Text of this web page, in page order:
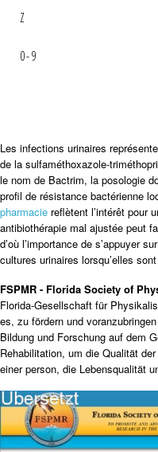
Z
0-9
Les infections urinaires
de la sulfaméthoxazole-
le nom de Bactrim, la posologie
profil de résistance bactérienne
pharmacie reflètent l’intérêt pour
antibiothérapie mal ajustée peut
d’où l’importance de s’appuyer
cultures urinaires lorsqu’elles
FSPMR - Florida Society of
Florida-Gesellschaft für
es, zu fördern und
Bildung und Forschung auf dem
Rehabilitation, um die Qualität
einer person, die Lebensqualität